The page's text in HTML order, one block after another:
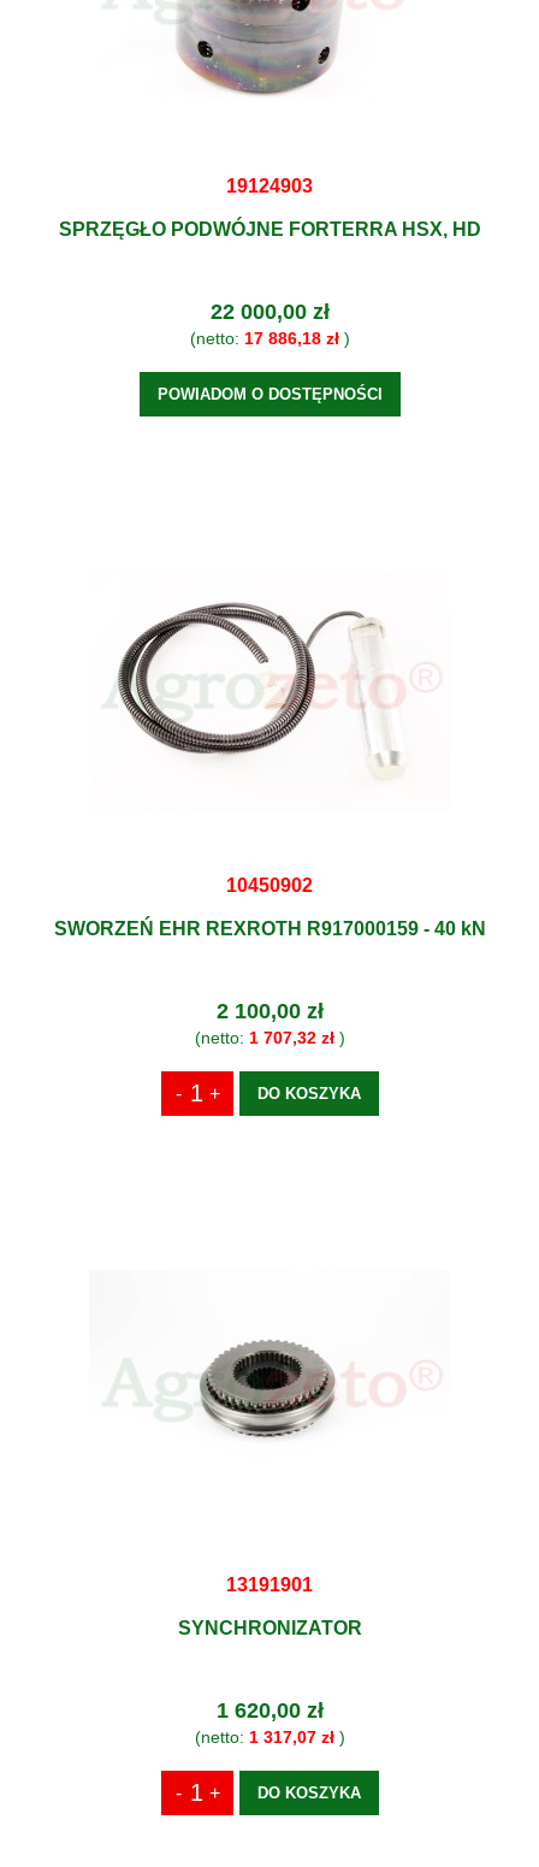
19124903
SPRZĘGŁO PODWÓJNE FORTERRA HSX, HD
22 000,00 zł
(netto: 17 886,18 zł)
POWIADOM O DOSTĘPNOŚCI
10450902
SWORZEŃ EHR REXROTH R917000159 - 40 kN
2 100,00 zł
(netto: 1 707,32 zł)
DO KOSZYKA
13191901
SYNCHRONIZATOR
1 620,00 zł
(netto: 1 317,07 zł)
DO KOSZYKA